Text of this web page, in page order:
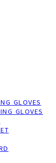
GLOVES
GLOVES